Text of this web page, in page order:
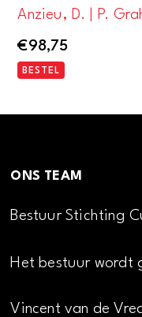
Anzieu, D. | P.
€98,75
BESTEL
ONS TEAM
Bestuur Stichting
Het bestuur wordt
Vincent van de